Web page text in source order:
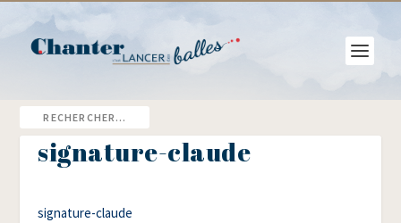
signature-claude
signa­ture-claude